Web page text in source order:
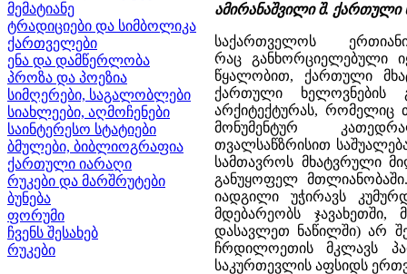
მემატიანე
ტრადიციები და სიმბოლიკა
ქართველები
ენა და დამწერლობა
პროზა და პოეზია
სიმღერები, საგალობლები
სიახლეები, აღმოჩენები
საინტერესო სტატიები
ბმულები, ბიბლიოგრაფია
ქართული იარაღი
რუკები და მარშრუტები
ბუნება
ფორუმი
ჩვენს შესახებ
რუკები
ამირანაშვილი შ. ქართული
საქართველოს
რაც განხორციელებული
წყალობით, ქართული
ქართული ხელოვნების
არქიტექტურას, რომელიც
მონუმენტურ
თვალსაწზრისით
სამთავროს მხატვრული
განუყოფელ
იადგილი უჭირავს
მდებარეობს
დასავლეთ ნაწილში) არ
ჩრდილოეთის მკლავს
საკურთევლის აფსიდს